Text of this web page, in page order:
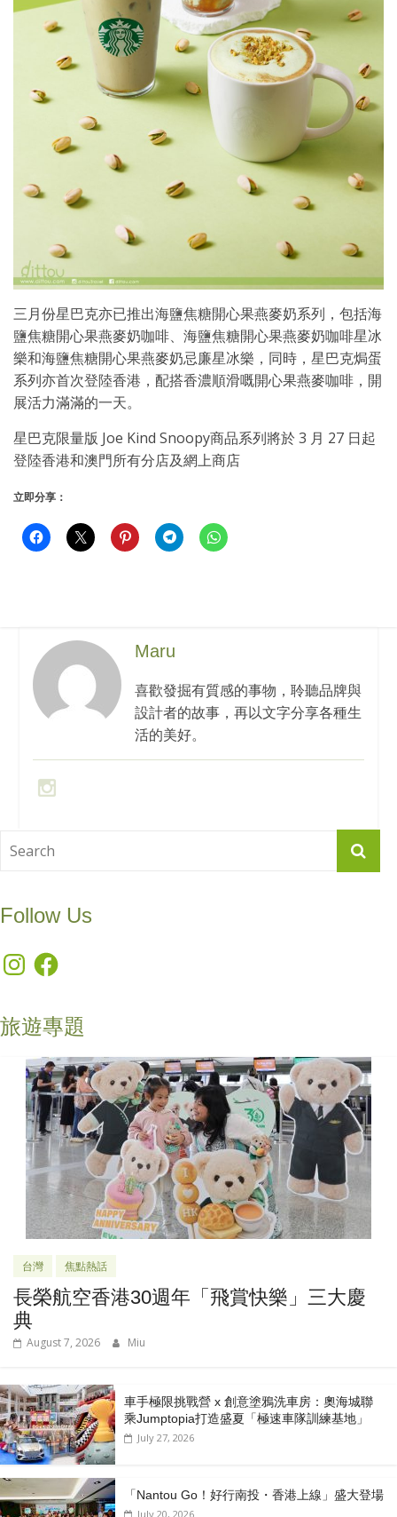
三月份星巴克亦已推出海鹽焦糖開心果燕麥奶系列，包括海
鹽焦糖開心果燕麥奶咖啡、海鹽焦糖開心果燕麥奶咖啡星冰
樂和海鹽焦糖開心果燕麥奶忌廉星冰樂，同時，星巴克焗蛋
系列亦首次登陸香港，配搭香濃順滑嘅開心果燕麥咖啡，開
展活力滿滿的一天。
星巴克限量版 Joe Kind Snoopy商品系列將於 3 月 27 日起
登陸香港和澳門所有分店及網上商店
立即分享：
Maru
喜歡發掘有質感的事物，聆聽品牌與
設計者的故事，再以文字分享各種生
活的美好。
Follow Us
InstagramFacebook
旅遊專題
台灣 焦點熱話
長榮航空香港30週年「飛賞快樂」三大慶
典
August 7, 2026 Miu
車手極限挑戰營 x 創意塗鴉洗車房：奧海城聯
乘Jumptopia打造盛夏「極速車隊訓練基地」
July 27, 2026
「Nantou Go！好行南投・香港上線」盛大登場
July 20, 2026